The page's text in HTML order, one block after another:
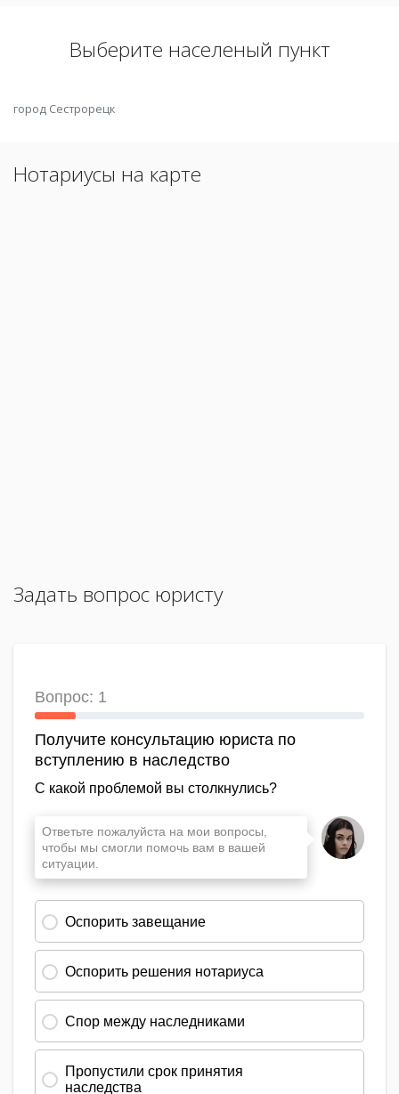
Выберите населеный пункт
город Сестрорецк
Нотариусы на карте
Задать вопрос юристу